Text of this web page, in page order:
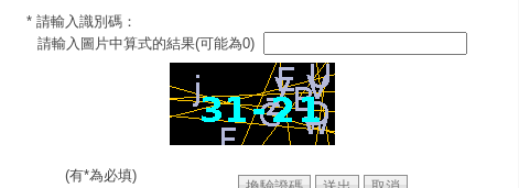
* 請輸入識別碼：
請輸入圖片中算式的結果(可能為0)
(有*為必填)